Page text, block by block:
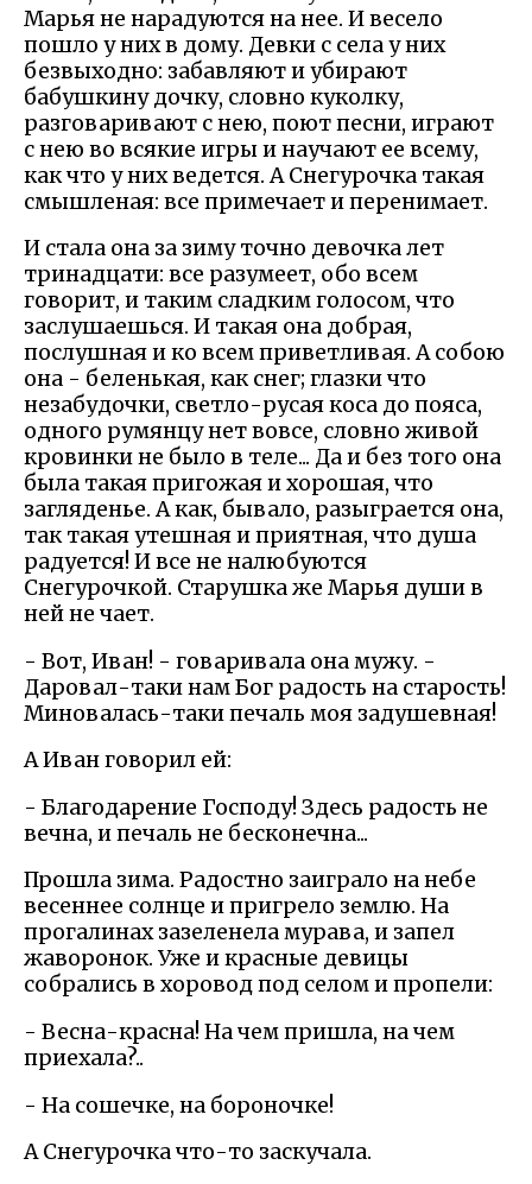
Марья не нарадуются на нее. И весело
пошло у них в дому. Девки с села у них
безвыходно: забавляют и убирают
бабушкину дочку, словно куколку,
разговаривают с нею, поют песни, играют
с нею во всякие игры и научают ее всему,
как что у них ведется. А Снегурочка такая
смышленая: все примечает и перенимает.
И стала она за зиму точно девочка лет
тринадцати: все разумеет, обо всем
говорит, и таким сладким голосом, что
заслушаешься. И такая она добрая,
послушная и ко всем приветливая. А собою
она - беленькая, как снег; глазки что
незабудочки, светло-русая коса до пояса,
одного румянцу нет вовсе, словно живой
кровинки не было в теле... Да и без того она
была такая пригожая и хорошая, что
загляденье. А как, бывало, разыграется она,
так такая утешная и приятная, что душа
радуется! И все не налюбуются
Снегурочкой. Старушка же Марья души в
ней не чает.
- Вот, Иван! - говаривала она мужу. -
Даровал-таки нам Бог радость на старость!
Миновалась-таки печаль моя задушевная!
А Иван говорил ей:
- Благодарение Господу! Здесь радость не
вечна, и печаль не бесконечна...
Прошла зима. Радостно заиграло на небе
весеннее солнце и пригрело землю. На
прогалинах зазеленела мурава, и запел
жаворонок. Уже и красные девицы
собрались в хоровод под селом и пропели:
- Весна-красна! На чем пришла, на чем
приехала?..
- На сошечке, на бороночке!
А Снегурочка что-то заскучала.